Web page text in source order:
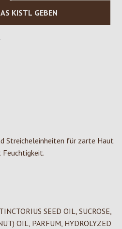
KISTL GEBEN
Streicheleinheiten für zarte Haut
SEED OIL, SUCROSE,
OIL, PARFUM, HYDROLYZED